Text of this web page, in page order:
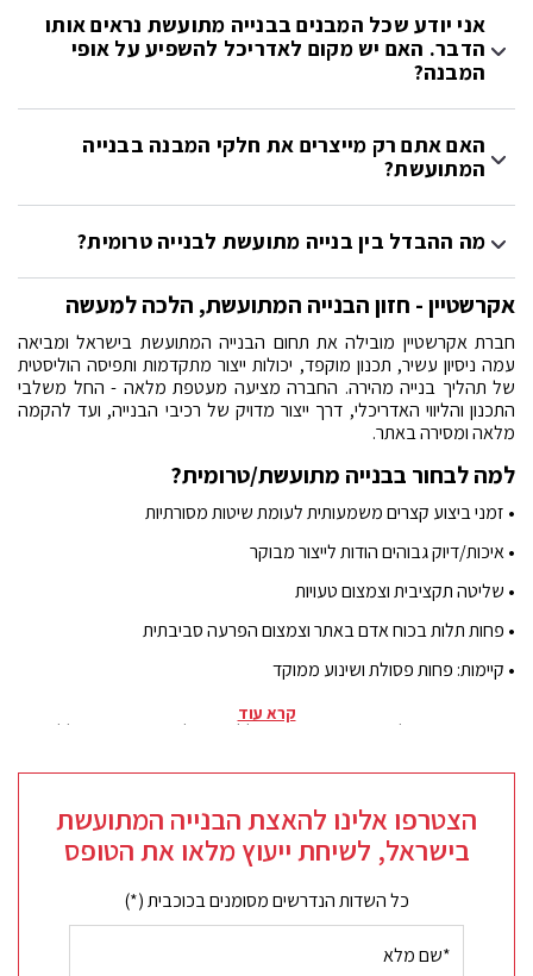
אני יודע שכל המבנים בבנייה מתועשת נראים אותו
הדבר. האם יש מקום לאדריכל להשפיע על אופי
המבנה?
האם אתם רק מייצרים את חלקי המבנה בבנייה
המתועשת?
מה ההבדל בין בנייה מתועשת לבנייה טרומית?
אקרשטיין - חזון הבנייה המתועשת, הלכה למעשה
חברת אקרשטיין מובילה את תחום הבנייה המתועשת בישראל ומביאה
עמה ניסיון עשיר, תכנון מוקפד, יכולות ייצור מתקדמות ותפיסה הוליסטית
של תהליך בנייה מהירה. החברה מציעה מעטפת מלאה - החל משלבי
התכנון והליווי האדריכלי, דרך ייצור מדויק של רכיבי הבנייה, ועד להקמה
מלאה ומסירה באתר.
למה לבחור בבנייה מתועשת/טרומית?
• זמני ביצוע קצרים משמעותית לעומת שיטות מסורתיות
•איכות/דיוק גבוהים הודות לייצור מבוקר
• שליטה תקציבית וצמצום טעויות
• פחות תלות בכוח אדם באתר וצמצום הפרעה סביבתית
• קיימות: פחות פסולת ושינוע ממוקד
קרא עוד
שיטת הבנייה של אקרשטיין מאפשרת ללקוחות ליהנות מפתרון כולל, אמין
ואיכות ביצוע גבוהה ביותר.
תוצאה מוכחת: שכונות שלמות נבנות בזמן קצר
בין הדוגמאות הבולטות להצלחה של בנייה מתועשת – ניתן לציין את שכונות
בלבד נבנו 56 וילות, תוך שילוב תכנון מוקפד עם יכולות ייצור והקמה
מתקדמות.
בנייה מתועשת - מגוון רחב של יישומים
הצטרפו אלינו להאצת הבנייה המתועשת
בישראל, לשיחת ייעוץ מלאו את הטופס
כל השדות הנדרשים מסומנים בכוכבית (*)